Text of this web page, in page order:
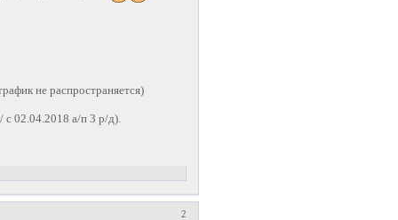
не распространяется)
с 02.04.2018 а/п 3 р/д).
2